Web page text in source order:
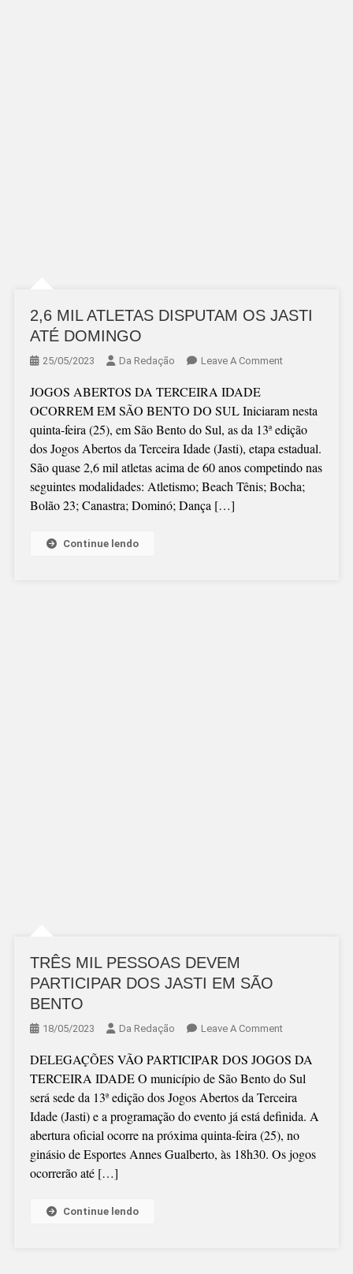
2,6 MIL ATLETAS DISPUTAM OS JASTI
ATÉ DOMINGO
25/05/2023 Da Redação Leave A CommentOn
ATLETAS
DISPUTAM
OS
JASTI
ATÉ
JOGOS ABERTOS DA TERCEIRA IDADE
OCORREM EM SÃO BENTO DO SUL Iniciaram nesta
quinta-feira (25), em São Bento do Sul, as da 13ª edição
dos Jogos Abertos da Terceira Idade (Jasti), etapa estadual.
São quase 2,6 mil atletas acima de 60 anos competindo nas
seguintes modalidades: Atletismo; Beach Tênis; Bocha;
Bolão 23; Canastra; Dominó; Dança […]
Continue lendo
TRÊS MIL PESSOAS DEVEM
PARTICIPAR DOS JASTI EM SÃO
BENTO
18/05/2023 Da Redação Leave A CommentOn
MIL
PESSOAS
DEVEM
PARTICIPAR
DOS
JASTI
DELEGAÇÕES VÃO PARTICIPAR DOS JOGOS DA
TERCEIRA IDADE O município de São Bento do Sul
será sede da 13ª edição dos Jogos Abertos da Terceira
Idade (Jasti) e a programação do evento já está definida. A
abertura oficial ocorre na próxima quinta-feira (25), no
ginásio de Esportes Annes Gualberto, às 18h30. Os jogos
ocorrerão até […]
Continue lendo